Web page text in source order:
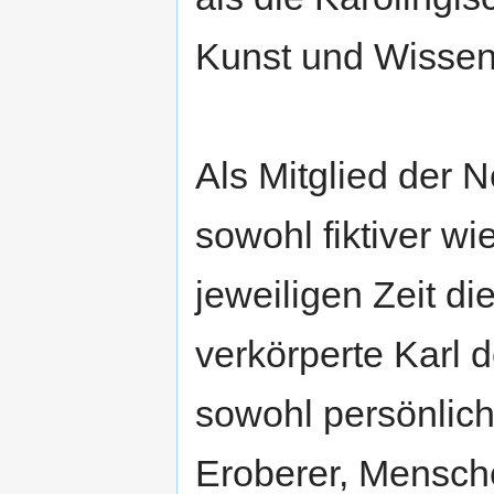
Kunst und
Als Mitglied der
sowohl fiktiver
jeweiligen Zeit
verkörperte Karl
sowohl
Eroberer,